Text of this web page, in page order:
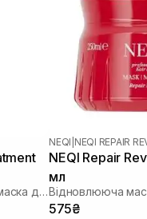
Інтенсивна відновлююча маска для волосся
NEQI NEQI REPAIR
NEQI Repair
мл
Відновлююча
575₴